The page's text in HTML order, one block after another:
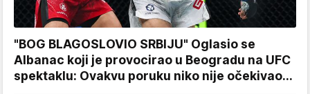
"BOG BLAGOSLOVIO SRBIJU" Oglasio se
Albanac koji je provocirao u Beogradu na UFC
spektaklu: Ovakvu poruku niko nije očekivao...